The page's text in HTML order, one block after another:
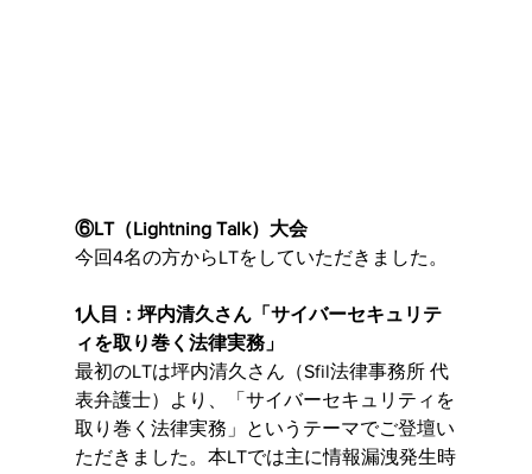
⑥LT（Lightning Talk）大会
今回4名の方からLTをしていただきました。
1人目：坪内清久さん「サイバーセキュリテ
ィを取り巻く法律実務」
最初のLTは坪内清久さん（Sfil法律事務所 代
表弁護士）より、「サイバーセキュリティを
取り巻く法律実務」というテーマでご登壇い
ただきました。本LTでは主に情報漏洩発生時